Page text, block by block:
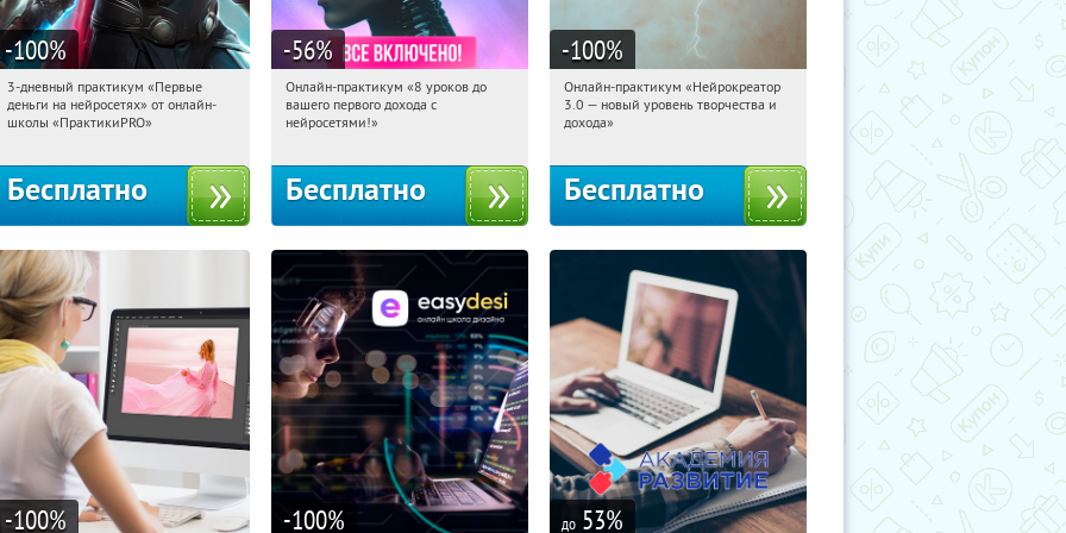
-100%
16:30:48 Получили:
Россия
3-дневный практикум «Первые
деньги на нейросетях» от онлайн-
школы «ПрактикиPRO»
Бесплатно
-56%
16:30:48 Получили:
Россия
Онлайн-практикум «8 уроков до
вашего первого дохода с
нейросетями!»
Бесплатно
-100%
16:30:48 Получили:20
Россия
Онлайн-практикум «Нейрокреатор
3.0 — новый уровень творчества и
дохода»
Бесплатно
-100% -100% до 53%